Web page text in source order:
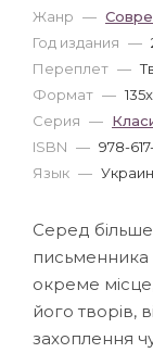
Жанр —
Год издания —
Переплет —
Формат —
Серия —
ISBN — 978-
Язык —
Серед більше
письменника
окреме місце,
його творів,
захоплення